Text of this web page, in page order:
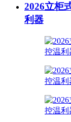
2026立柜
利器